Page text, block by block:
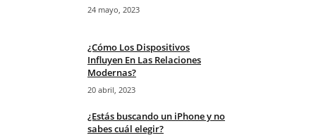
24 mayo, 2023
¿Cómo Los Dispositivos
Influyen En Las Relaciones
Modernas?
20 abril, 2023
¿Estás buscando un iPhone y no
sabes cuál elegir?